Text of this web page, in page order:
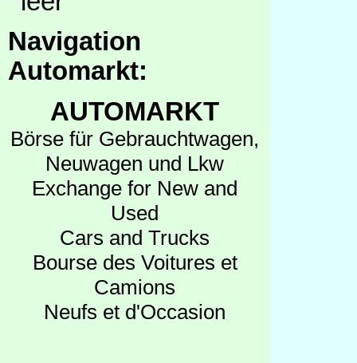
Navigation
Automarkt:
AUTOMARKT
Börse für Gebrauchtwagen,
Neuwagen und Lkw
Exchange for New and
Used
Cars and Trucks
Bourse des Voitures et
Camions
Neufs et d'Occasion